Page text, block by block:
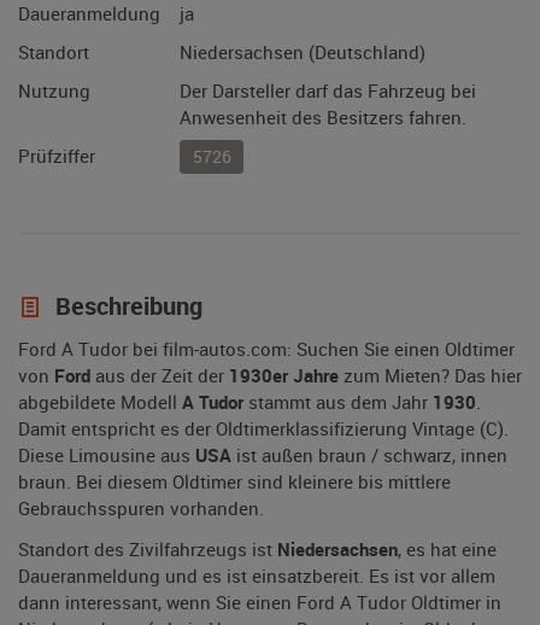
Daueranmeldung
ja
Standort
Niedersachsen (Deutschland)
Nutzung
Der Darsteller darf das Fahrzeug bei
Anwesenheit des Besitzers fahren.
Prüfziffer
5726
Beschreibung
Ford A Tudor bei film-autos.com: Suchen Sie einen Oldtimer
von Ford aus der Zeit der 1930er Jahre zum Mieten? Das hier
abgebildete Modell A Tudor stammt aus dem Jahr 1930.
Damit entspricht es der Oldtimerklassifizierung Vintage (C).
Diese Limousine aus USA ist außen braun / schwarz, innen
braun. Bei diesem Oldtimer sind kleinere bis mittlere
Gebrauchsspuren vorhanden.
Standort des Zivilfahrzeugs ist Niedersachsen, es hat eine
Daueranmeldung und es ist einsatzbereit. Es ist vor allem
dann interessant, wenn Sie einen Ford A Tudor Oldtimer in